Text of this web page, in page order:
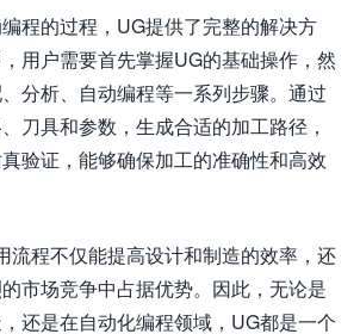
程的过程，UG提供了完整的解决方
用户需要首先掌握UG的基础操作，然
分析、自动编程等一系列步骤。通过
刀具和参数，生成合适的加工路径，
验证，能够确保加工的准确性和高效
流程不仅能提高设计和制造的效率，还
市场竞争中占据优势。因此，无论是
还是在自动化编程领域，UG都是一个